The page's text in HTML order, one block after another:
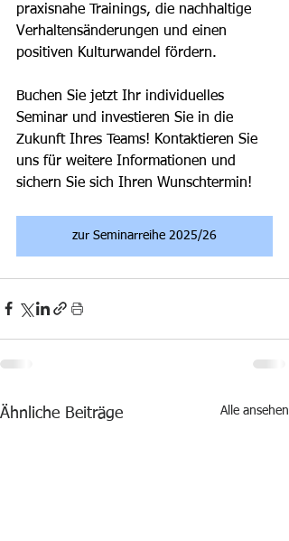
praxisnahe Trainings, die nachhaltige
Verhaltensänderungen und einen
positiven Kulturwandel fördern.
Buchen Sie jetzt Ihr individuelles
Seminar und investieren Sie in die
Zukunft Ihres Teams! Kontaktieren Sie
uns für weitere Informationen und
sichern Sie sich Ihren Wunschtermin!
zur Seminarreihe 2025/26
Ähnliche Beiträge Alle ansehen